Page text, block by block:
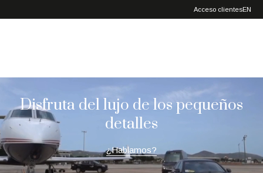
Acceso clientesEN
Disfruta del lujo de los pequeños
detalles
¿Hablamos?